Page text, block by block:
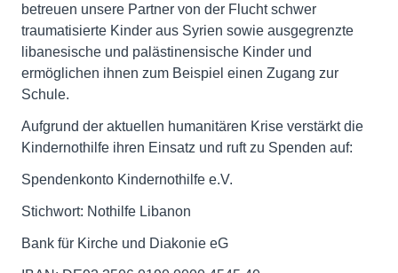
betreuen unsere Partner von der Flucht schwer
traumatisierte Kinder aus Syrien sowie ausgegrenzte
libanesische und palästinensische Kinder und
ermöglichen ihnen zum Beispiel einen Zugang zur
Schule.
Aufgrund der aktuellen humanitären Krise verstärkt die
Kindernothilfe ihren Einsatz und ruft zu Spenden auf:
Spendenkonto Kindernothilfe e.V.
Stichwort: Nothilfe Libanon
Bank für Kirche und Diakonie eG